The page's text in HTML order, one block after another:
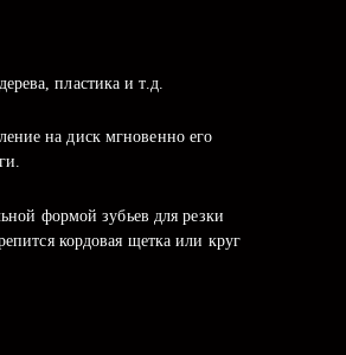
пластика и т.д.
на диск мгновенно его
формой зубьев для резки
кордовая щетка или круг